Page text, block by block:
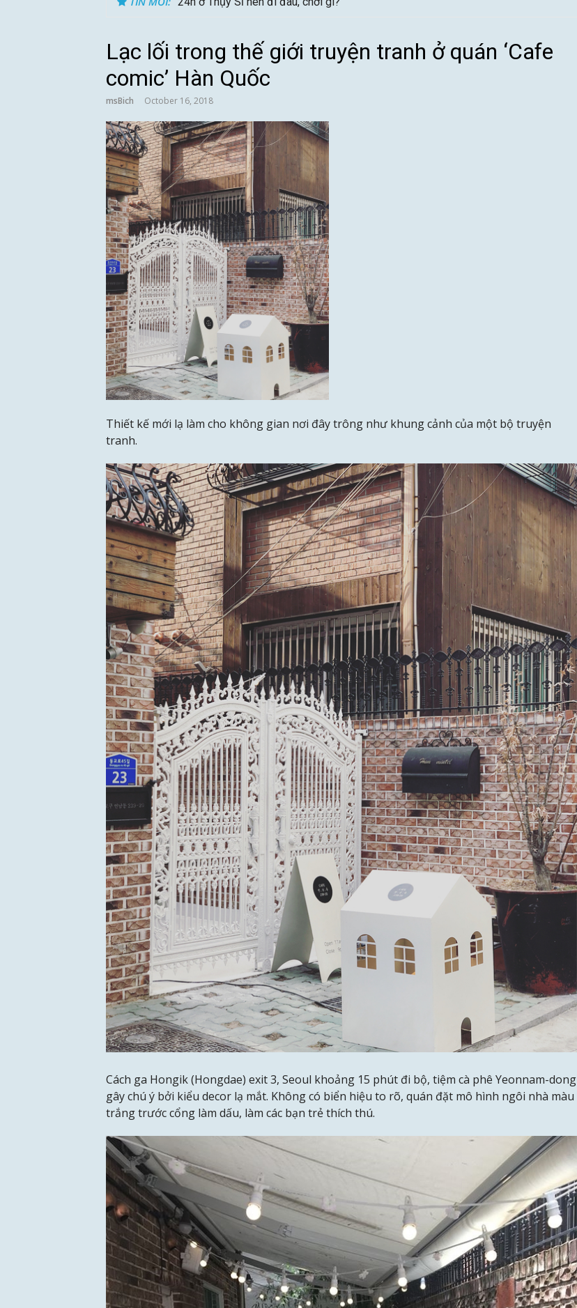
Lạc lối trong thế giới truyện tranh ở quán ‘Cafe
comic’ Hàn Quốc
msBich October 16, 2018
Thiết kế mới lạ làm cho không gian nơi đây trông như khung cảnh của một bộ truyện
tranh.
Cách ga Hongik (Hongdae) exit 3, Seoul khoảng 15 phút đi bộ, tiệm cà phê Yeonnam-dong
gây chú ý bởi kiểu decor lạ mắt. Không có biển hiệu to rõ, quán đặt mô hình ngôi nhà màu
trắng trước cổng làm dấu, làm các bạn trẻ thích thú.